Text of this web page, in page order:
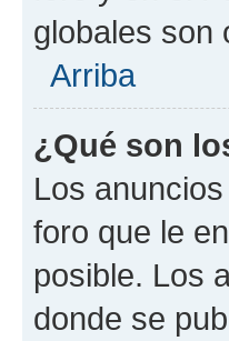
globales son
Arriba
¿Qué son
Los
foro que le
posible. Los
donde se